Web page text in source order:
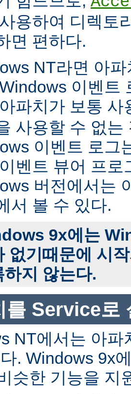
용하여 디렉토
면 편하다.
NT라면 아
이벤트
파치가 보통
사용할 수 없는
이벤트 로그
벤트 뷰어 프로
버전에서는
서 볼 수 있다.
9x에는
없기때문에 시
하지 않는다.
를 Service로
NT에서는 아파
. Windows 9x
슷한 기능을 지